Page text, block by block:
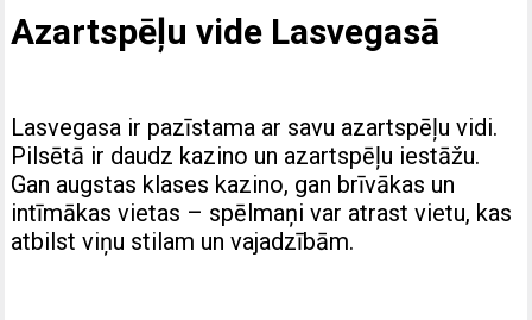
Azartspēļu vide Lasvegasā
Lasvegasa ir pazīstama ar savu azartspēļu vidi.
Pilsētā ir daudz kazino un azartspēļu iestāžu.
Gan augstas klases kazino, gan brīvākas un
intīmākas vietas – spēlmaņi var atrast vietu, kas
atbilst viņu stilam un vajadzībām.